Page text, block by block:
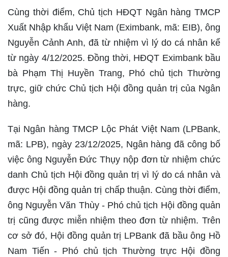
Cùng thời điểm, Chủ tịch HĐQT Ngân hàng TMCP
Xuất Nhập khẩu Việt Nam (Eximbank, mã: EIB), ông
Nguyễn Cảnh Anh, đã từ nhiệm vì lý do cá nhân kể
từ ngày 4/12/2025. Đồng thời, HĐQT Eximbank bầu
bà Phạm Thị Huyền Trang, Phó chủ tịch Thường
trực, giữ chức Chủ tịch Hội đồng quản trị của Ngân
hàng.
Tại Ngân hàng TMCP Lộc Phát Việt Nam (LPBank,
mã: LPB), ngày 23/12/2025, Ngân hàng đã công bố
việc ông Nguyễn Đức Thụy nộp đơn từ nhiệm chức
danh Chủ tịch Hội đồng quản trị vì lý do cá nhân và
được Hội đồng quản trị chấp thuận. Cùng thời điểm,
ông Nguyễn Văn Thùy - Phó chủ tịch Hội đồng quản
trị cũng được miễn nhiệm theo đơn từ nhiệm. Trên
cơ sở đó, Hội đồng quản trị LPBank đã bầu ông Hồ
Nam Tiến - Phó chủ tịch Thường trực Hội đồng